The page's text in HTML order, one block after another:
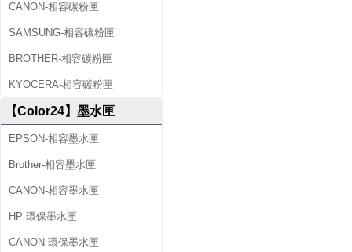
CANON-相容碳粉匣
SAMSUNG-相容碳粉匣
BROTHER-相容碳粉匣
KYOCERA-相容碳粉匣
【Color24】墨水匣
EPSON-相容墨水匣
Brother-相容墨水匣
CANON-相容墨水匣
HP-環保墨水匣
CANON-環保墨水匣